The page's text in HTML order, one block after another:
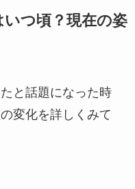
つ頃？現在の姿
と話題になった時
変化を詳しくみて